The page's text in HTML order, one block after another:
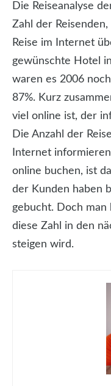
Die Reiseanalyse
Zahl der
Reise im Internet
gewünschte Hotel
waren es 2006
87%. Kurz
viel online ist, der
Die Anzahl der
Internet
online buchen, ist
der Kunden haben
gebucht. Doch man
diese Zahl in den
steigen wird.